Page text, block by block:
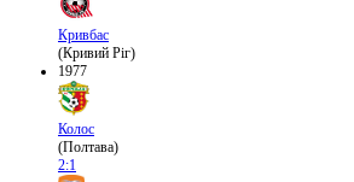
Кривбас
(Кривий Ріг)
1977
Колос
(Полтава)
2:1